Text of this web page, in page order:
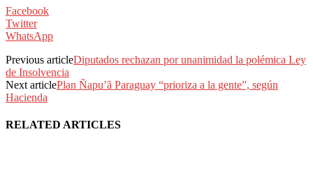
Facebook
Twitter
WhatsApp
Previous articleDiputados rechazan por unanimidad la polémica Ley
de Insolvencia
Next articlePlan Ñapu’ã Paraguay “prioriza a la gente”, según
Hacienda
RELATED ARTICLES